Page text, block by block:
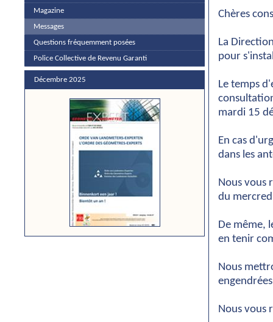
Magazine
Messages
Questions fréquemment posées
Police Collective de Revenu Garanti
Décembre 2025
Chères
La
pour
Le temps
mardi 15
En cas
dans les
Nous vous
du
De même,
en tenir
Nous
Nous vous